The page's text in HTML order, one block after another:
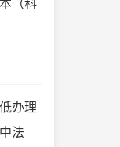
办理
法